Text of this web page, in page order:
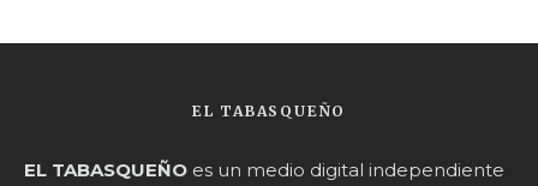
EL TABASQUEÑO
EL TABASQUEÑO es un medio digital independiente